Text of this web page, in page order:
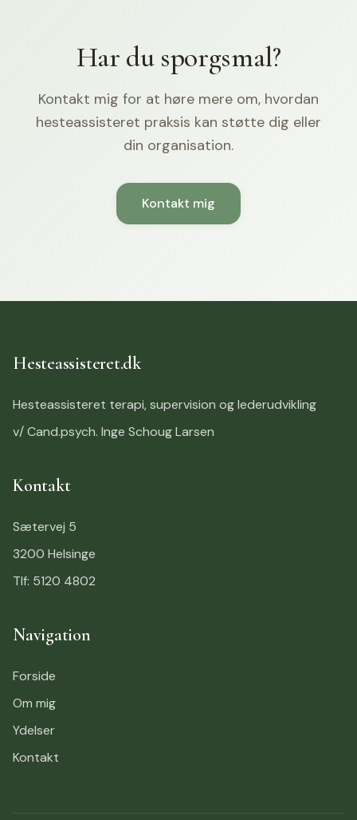
Har du sporgsmal?
Kontakt mig for at høre mere om, hvordan
hesteassisteret praksis kan støtte dig eller
din organisation.
Kontakt mig
Hesteassisteret.dk
Hesteassisteret terapi, supervision og lederudvikling
v/ Cand.psych. Inge Schoug Larsen
Kontakt
Sætervej 5
3200 Helsinge
Tlf: 5120 4802
Navigation
Forside
Om mig
Ydelser
Kontakt